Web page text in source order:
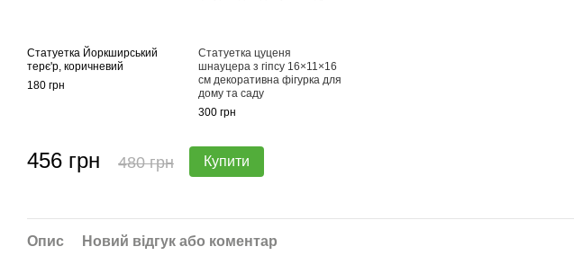
Статуетка Йоркширський
терє'р, коричневий
180 грн
Статуетка цуценя
шнауцера з гіпсу 16×11×16
см декоративна фігурка для
дому та саду
300 грн
456 грн 480 грн Купити
Опис Новий відгук або коментар